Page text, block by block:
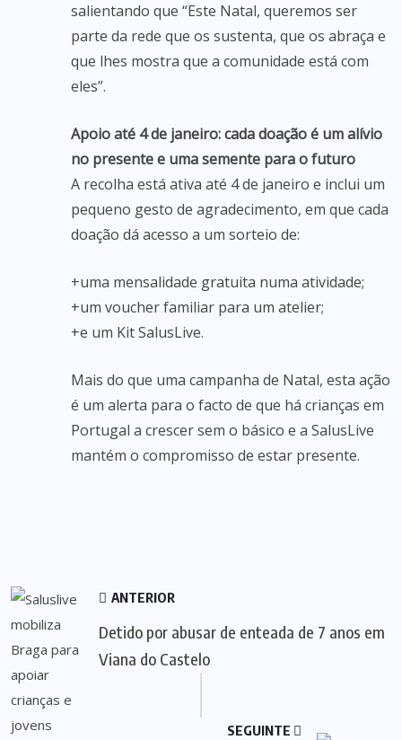
salientando que “Este Natal, queremos ser
parte da rede que os sustenta, que os abraça e
que lhes mostra que a comunidade está com
eles”.
Apoio até 4 de janeiro: cada doação é um alívio
no presente e uma semente para o futuro
A recolha está ativa até 4 de janeiro e inclui um
pequeno gesto de agradecimento, em que cada
doação dá acesso a um sorteio de:
+uma mensalidade gratuita numa atividade;
+um voucher familiar para um atelier;
+e um Kit SalusLive.
Mais do que uma campanha de Natal, esta ação
é um alerta para o facto de que há crianças em
Portugal a crescer sem o básico e a SalusLive
mantém o compromisso de estar presente.
ANTERIOR
Detido por abusar de enteada de 7 anos em
Viana do Castelo
SEGUINTE